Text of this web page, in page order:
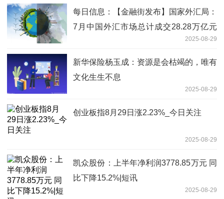
每日信息：【金融街发布】国家外汇局：
7月中国外汇市场总计成交28.28万亿元
2025-08-29
新华保险杨玉成：资源是会枯竭的，唯有
文化生生不息
2025-08-29
创业板指8月29日涨2.23%_今日关注
2025-08-29
凯众股份：上半年净利润3778.85万元 同
比下降15.2%|短讯
2025-08-29